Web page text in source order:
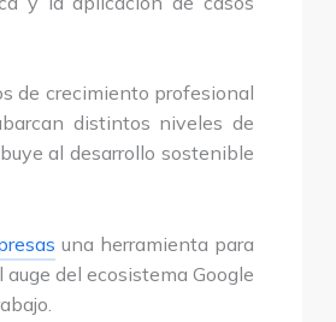
de crecimiento profesional
distintos niveles de
al desarrollo sostenible
una herramienta para
del ecosistema Google